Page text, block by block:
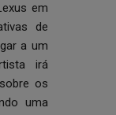
em
de
a um
irá
os
uma